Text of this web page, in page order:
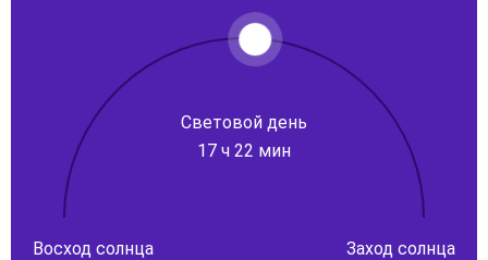
Световой день
17 ч 22 мин
Восход солнца Заход солнца